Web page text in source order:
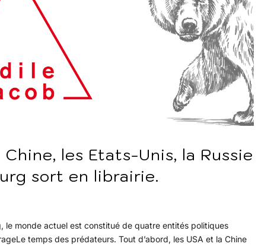
les Etats-Unis, la Russie
sort en librairie.
le monde actuel est constitué de quatre entités politiques
temps des prédateurs. Tout d’abord, les USA et la Chine